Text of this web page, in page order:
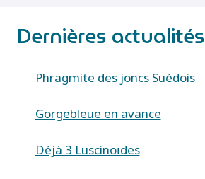
Dernières actualités
Phragmite des joncs Suédois
Gorgebleue en avance
Déjà 3 Luscinoïdes